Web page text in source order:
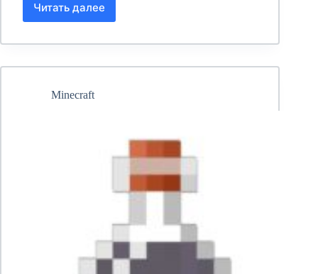
Читать далее
Зелье
в
как
Minecraft